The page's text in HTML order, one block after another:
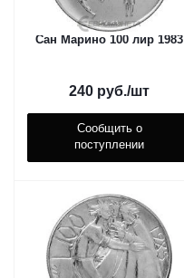
Сан Марино 100 лир 1983
240 руб./шт
Сообщить о
поступлении